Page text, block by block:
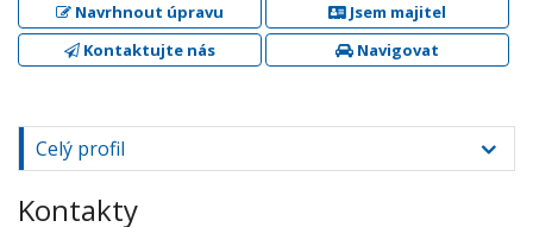
Navrhnout úpravu
Jsem majitel
Kontaktujte nás
Navigovat
Celý profil
Kontakty